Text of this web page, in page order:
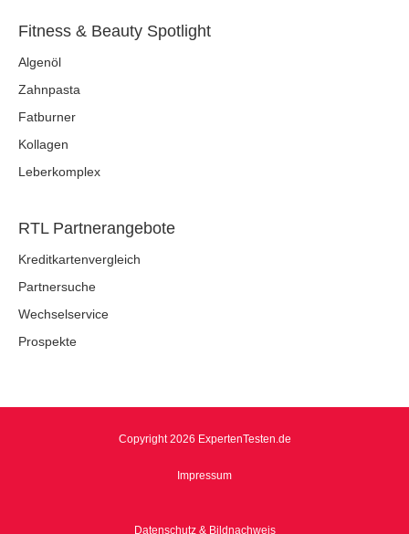
Fitness & Beauty Spotlight
Algenöl
Zahnpasta
Fatburner
Kollagen
Leberkomplex
RTL Partnerangebote
Kreditkartenvergleich
Partnersuche
Wechselservice
Prospekte
Copyright 2026 ExpertenTesten.de
Impressum
Datenschutz & Bildnachweis